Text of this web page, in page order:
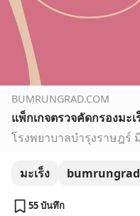
BUMRUNGRAD.COM
มะเร็ง bumrungrad
55 บันทึก